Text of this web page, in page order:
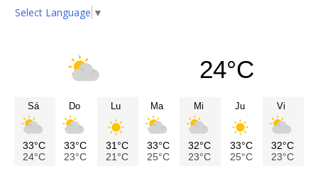
Select Language ▼
24°C
Sá
33°C
24°C
Do
33°C
23°C
Lu
31°C
21°C
Ma
33°C
25°C
Mi
32°C
23°C
Ju
33°C
25°C
Vi
32°C
23°C